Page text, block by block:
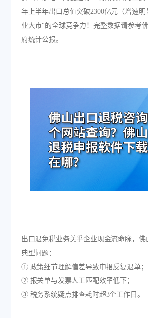
年上半年出口总值突破2300亿元（增速
业大市"的全球竞争力！完整数据请参考
府统计公报。
出口退免税业务关乎企业现金流命脉，佛
典型问题：
① 政策细节理解偏差导致申报反复退单；
② 报关单与发票人工匹配效率低下；
③ 税务系统疑点排查耗时超3个工作日。